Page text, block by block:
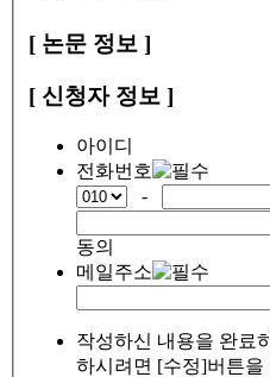
[ 논문 정보 ]
[ 신청자 정보 ]
아이디
전화번호
-
동의
메일주소
작성하신 내용을 완료
하시려면 [수정]버튼을